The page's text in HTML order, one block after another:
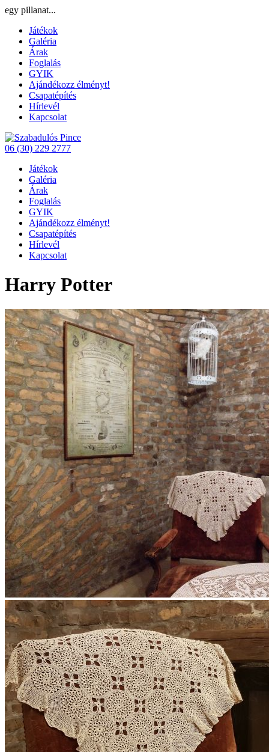
egy pillanat...
Játékok
Galéria
Árak
Foglalás
GYIK
Ajándékozz élményt!
Csapatépítés
Hírlevél
Kapcsolat
06 (30) 229 2777
Játékok
Galéria
Árak
Foglalás
GYIK
Ajándékozz élményt!
Csapatépítés
Hírlevél
Kapcsolat
Harry Potter